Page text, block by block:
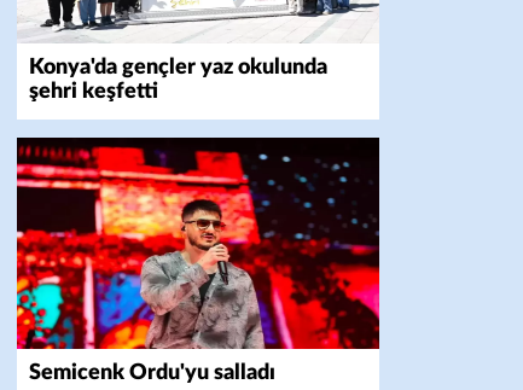
Konya'da gençler yaz okulunda
şehri keşfetti
Semicenk Ordu'yu salladı